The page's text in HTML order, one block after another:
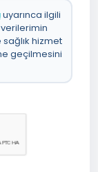
uyarınca ilgili
verilerimin
hizmet
geçilmesini